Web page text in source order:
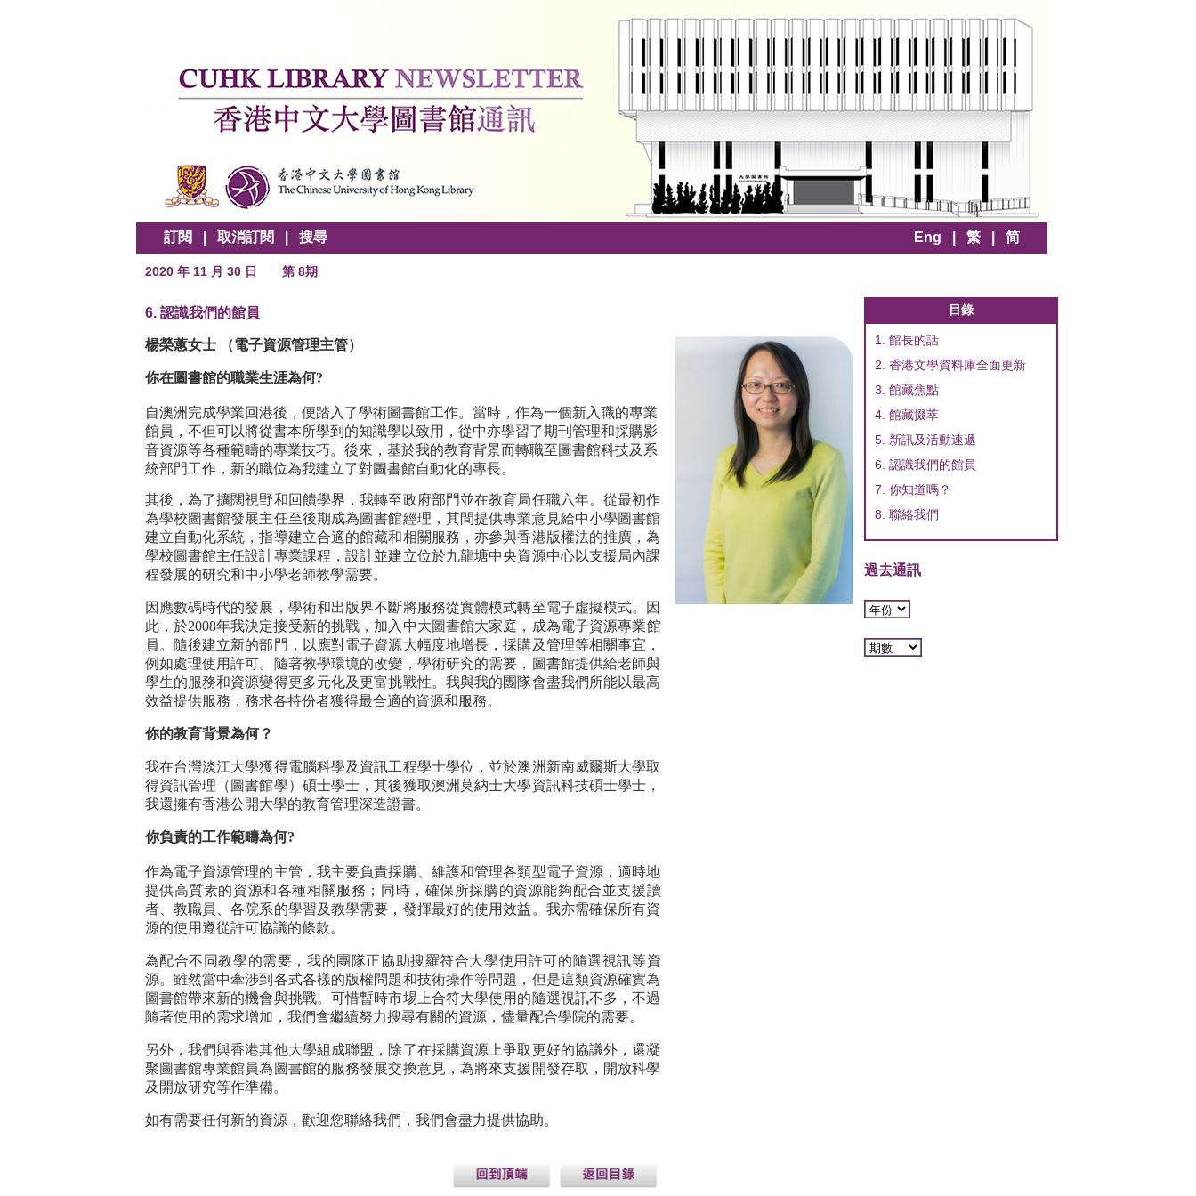
訂閱 取消訂閱 搜尋 Eng 繁 简
2020 年 11 月 30 日 第 8期
6. 認識我們的館員
楊榮蕙女士 （電子資源管理主管）
你在圖書館的職業生涯為何?
自澳洲完成學業回港後，便踏入了學術圖書館工作。當時，作為一個新入職的專業
館員，不但可以將從書本所學到的知識學以致用，從中亦學習了期刊管理和採購影
音資源等各種範疇的專業技巧。後來，基於我的教育背景而轉職至圖書館科技及系
統部門工作，新的職位為我建立了對圖書館自動化的專長。
其後，為了擴闊視野和回饋學界，我轉至政府部門並在教育局任職六年。從最初作
為學校圖書館發展主任至後期成為圖書館經理，其間提供專業意見給中小學圖書館
建立自動化系統，指導建立合適的館藏和相關服務，亦參與香港版權法的推廣，為
學校圖書館主任設計專業課程，設計並建立位於九龍塘中央資源中心以支援局內課
程發展的研究和中小學老師教學需要。
因應數碼時代的發展，學術和出版界不斷將服務從實體模式轉至電子虛擬模式。因
此，於2008年我決定接受新的挑戰，加入中大圖書館大家庭，成為電子資源專業館
員。隨後建立新的部門，以應對電子資源大幅度地增長，採購及管理等相關事宜，
例如處理使用許可。隨著教學環境的改變，學術研究的需要，圖書館提供給老師與
學生的服務和資源變得更多元化及更富挑戰性。我與我的團隊會盡我們所能以最高
效益提供服務，務求各持份者獲得最合適的資源和服務。
你的教育背景為何？
我在台灣淡江大學獲得電腦科學及資訊工程學士學位，並於澳洲新南威爾斯大學取
得資訊管理（圖書館學）碩士學士，其後獲取澳洲莫納士大學資訊科技碩士學士，
我還擁有香港公開大學的教育管理深造證書。
你負責的工作範疇為何?
作為電子資源管理的主管，我主要負責採購、維護和管理各類型電子資源，適時地
提供高質素的資源和各種相關服務；同時，確保所採購的資源能夠配合並支援讀
者、教職員、各院系的學習及教學需要，發揮最好的使用效益。我亦需確保所有資
源的使用遵從許可協議的條款。
為配合不同教學的需要，我的團隊正協助搜羅符合大學使用許可的隨選視訊等資
源。雖然當中牽涉到各式各樣的版權問題和技術操作等問題，但是這類資源確實為
圖書館帶來新的機會與挑戰。可惜暫時市埸上合符大學使用的隨選視訊不多，不過
隨著使用的需求增加，我們會繼續努力搜尋有關的資源，儘量配合學院的需要。
另外，我們與香港其他大學組成聯盟，除了在採購資源上爭取更好的協議外，還凝
聚圖書館專業館員為圖書館的服務發展交換意見，為將來支援開發存取，開放科學
及開放研究等作準備。
如有需要任何新的資源，歡迎您聯絡我們，我們會盡力提供協助。
目錄
1. 館長的話
2. 香港文學資料庫全面更新
3. 館藏焦點
4. 館藏掇萃
5. 新訊及活動速遞
6. 認識我們的館員
7. 你知道嗎？
8. 聯絡我們
過去通訊